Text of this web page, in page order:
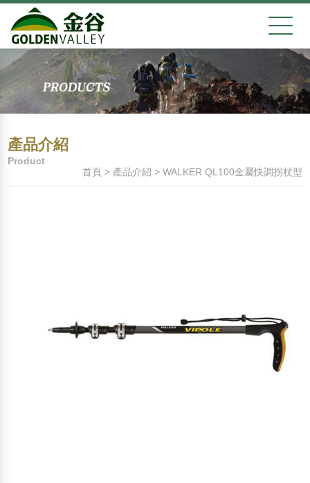
產品介紹
Product
首頁> 產品介紹 > WALKER QL100金屬快調拐杖型